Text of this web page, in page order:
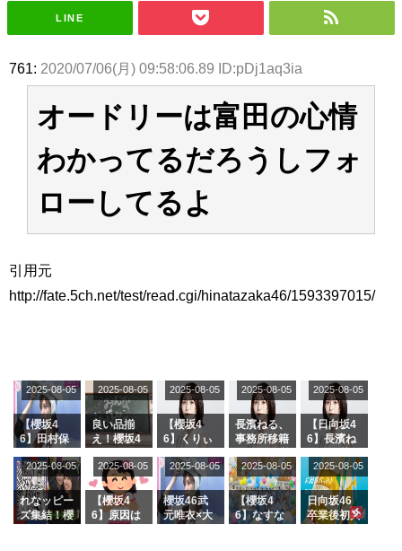
日向坂46まとめのまとめ / 【日向坂46】富田鈴花1st写真集の先行カット、
花考案グッズ＆生写真5種が公開される
アイドル – ぷぅアンテナ / 「乃木坂46ののぎおび⊿」北野日奈子が生配
アイドル – ぷぅアンテナ / 2022年3月22日（火）のメディア情報
アイドル – ぷぅアンテナ / 【乃木坂46】井上和の『なぎおはぎ』って こん
ぺいとう×いちごみるく×マヨラー星人 と同じと考えてよろしいですか？
アイドル – ぷぅアンテナ / 【乃木坂46】日村勇紀 gif職人が切り抜いた名シ
ふぇどみ！ / 【画像】スポ－ツキャスターお姉さん・ハメまくりだったｗｗ
ｗｗｗｗｗｗｗｗｗｗ
ふぇどみ！ / 【悲報】母「裕福な過程が高学歴になるとか大嘘。教育に金を
LINE
761: 2020/07/06(月) 09:58:06.89 ID:pDj1aq3ia
オードリーは富田の心情
わかってるだろうしフォ
ローしてるよ
引用元
http://fate.5ch.net/test/read.cgi/hinatazaka46/1593397015/
【櫻坂4
6】田村保
ージを脱い
でいた理由
2025-08-05
良い品揃
え！櫻坂4
グル『Mak
e or Brea
k』オフィ
シャルグッ
ズ絶賛販売
2025-08-05
【櫻坂4
6】くりぃ
の2人を手
玉に取る大
沼晶保【く
りぃむナン
タラ】
2025-08-05
長濱ねる、
事務所移籍
属を発表
2025-08-05
【日向坂4
6】長濱ね
ら移籍しフ
ラーム所属
に。これで
事務所に所
属している
2025-08-05
れなッピー
ズ集結！櫻
2025-08-05
【櫻坂4
6】原因は
2025-08-05
櫻坂46武
元唯衣×大
2025-08-05
【櫻坂4
6】なすな
2025-08-05
日向坂46
卒業後初共
2025-08-05